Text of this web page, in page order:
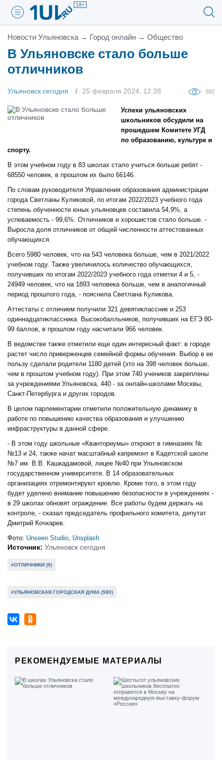
18+
Новости Ульяновска → Город онлайн → Общество
В Ульяновске стало больше
отличников
Ульяновск сегодня 25 февраля 2024, 12:38 582
Успехи ульяновских
школьников обсудили на
прошедшем Комитете УГД
по образованию, культуре и
спорту.
В этом учебном году в 83 школах стало учиться больше ребят -
68550 человек, в прошлом их было 66146.
По словам руководителя Управления образования администрации
города Светланы Куликовой, по итогам 2022/2023 учебного года
степень обученности юных ульяновцев составила 54,9%, а
успеваемость - 99,6%. Отличников и хорошистов стало больше. -
Выросла доля отличников от общей численности аттестованных
обучающихся.
Всего 5980 человек, что на 543 человека больше, чем в 2021/2022
учебном году. Также увеличилось количество обучающихся,
получивших по итогам 2022/2023 учебного года отметки 4 и 5, -
24949 человек, что на 1893 человека больше, чем в аналогичный
период прошлого года, - пояснила Светлана Куликова.
Аттестаты с отличием получили 321 девятиклассник и 253
одиннадцатиклассника. Высокобалльников, получивших на ЕГЭ 80-
99 баллов, в прошлом году насчитали 966 человек.
В ведомстве также отметили еще один интересный факт: в городе
растет число приверженцев семейной формы обучения. Выбор в ее
пользу сделали родители 1180 детей (это на 398 человек больше,
чем в прошлом учебном году). При этом 740 учеников закреплены
за учреждениями Ульяновска, 440 - за онлайн-школами Москвы,
Санкт-Петербурга и других городов.
В целом парлементарии отметили положительную динамику в
работе по повышению качества образования и улучшению
инфраструктуры в данной сфере.
- В этом году школьные «Кванториумы» откроют в гимназиях №
№13 и 24, также начат масштабный капремонт в Кадетской школе
№7 им. В.В. Кашкадамовой, лицее №40 при Ульяновском
государственном университете. В 14 образовательных
организациях отремонтируют кровлю. Кроме того, в этом году
будет уделено внимание повышению безопасности в учреждениях -
в 29 школах обновят ограждение. Все работы будем держать на
контроле, - сказал председатель профильного комитета, депутат
Дмитрий Кочкарев.
Фото: Unseen Studio Unsplash
Источник: Ульяновск сегодня
#ОТЛИЧНИКИ (9)
#УЛЬЯНОВСКАЯ ГОРОДСКАЯ ДУМА (580)
РЕКОМЕНДУЕМЫЕ МАТЕРИАЛЫ